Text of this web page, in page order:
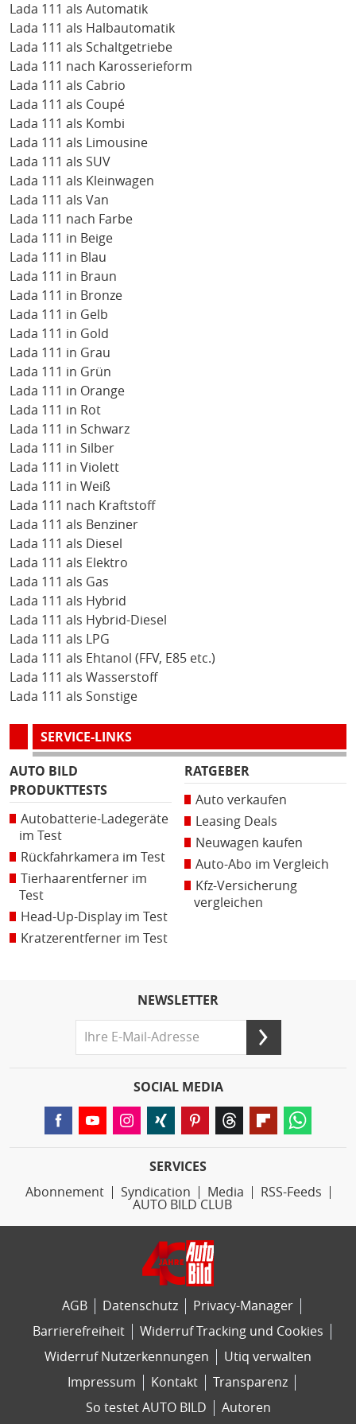
Lada 111 als Automatik
Lada 111 als Halbautomatik
Lada 111 als Schaltgetriebe
Lada 111 nach Karosserieform
Lada 111 als Cabrio
Lada 111 als Coupé
Lada 111 als Kombi
Lada 111 als Limousine
Lada 111 als SUV
Lada 111 als Kleinwagen
Lada 111 als Van
Lada 111 nach Farbe
Lada 111 in Beige
Lada 111 in Blau
Lada 111 in Braun
Lada 111 in Bronze
Lada 111 in Gelb
Lada 111 in Gold
Lada 111 in Grau
Lada 111 in Grün
Lada 111 in Orange
Lada 111 in Rot
Lada 111 in Schwarz
Lada 111 in Silber
Lada 111 in Violett
Lada 111 in Weiß
Lada 111 nach Kraftstoff
Lada 111 als Benziner
Lada 111 als Diesel
Lada 111 als Elektro
Lada 111 als Gas
Lada 111 als Hybrid
Lada 111 als Hybrid-Diesel
Lada 111 als LPG
Lada 111 als Ehtanol (FFV, E85 etc.)
Lada 111 als Wasserstoff
Lada 111 als Sonstige
SERVICE-LINKS
AUTO BILD
PRODUKTTESTS
Autobatterie-Ladegeräte
im Test
Rückfahrkamera im Test
Tierhaarentferner im
Test
Head-Up-Display im Test
Kratzerentferner im Test
RATGEBER
Auto verkaufen
Leasing Deals
Neuwagen kaufen
Auto-Abo im Vergleich
Kfz-Versicherung
vergleichen
NEWSLETTER
SOCIAL MEDIA
SERVICES
Abonnement
Syndication Media
RSS-Feeds
AUTO BILD CLUB
AGB Datenschutz
Privacy-Manager
Barrierefreiheit
Widerruf Tracking und Cookies
Widerruf Nutzerkennungen
Utiq verwalten
Impressum
Kontakt
Transparenz
So testet AUTO BILD
Autoren